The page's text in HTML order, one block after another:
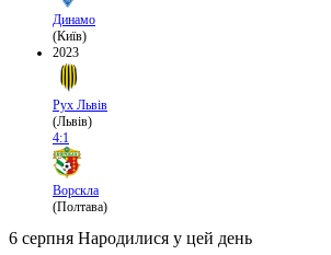
Динамо
(Київ)
2023
Рух Львів
(Львів)
4:1
Ворскла
(Полтава)
6 серпня Народилися у цей день